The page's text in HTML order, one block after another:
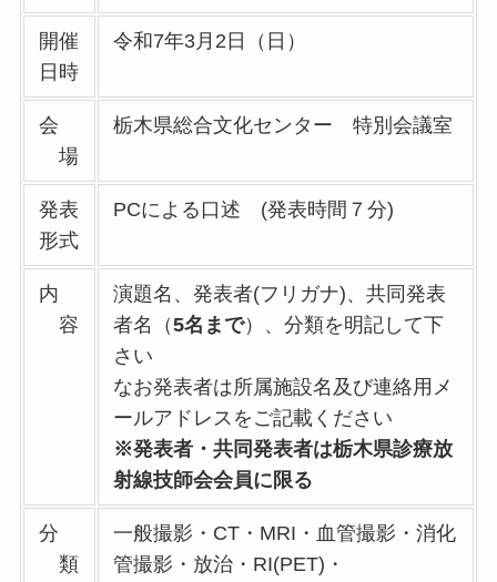
開催
日時
令和7年3月2日（日）
会
場
栃木県総合文化センター 特別会議室
発表
形式
PCによる口述 (発表時間７分)
内
容
演題名、発表者(フリガナ)、共同発表
者名（5名まで）、分類を明記して下
さい
なお発表者は所属施設名及び連絡用メ
ールアドレスをご記載ください
※発表者・共同発表者は栃木県診療放
射線技師会会員に限る
分
類
一般撮影・CT・MRI・血管撮影・消化
管撮影・放治・RI(PET)・